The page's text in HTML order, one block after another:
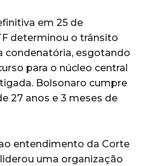
em 25 de
determinou o trânsito
condenatória, esgotando
para o núcleo central
Bolsonaro cumpre
27 anos e 3 meses de
entendimento da Corte
uma organização